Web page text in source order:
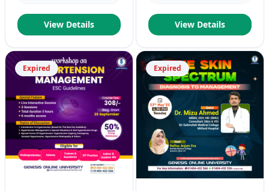
View Details View Details
Expired Expired